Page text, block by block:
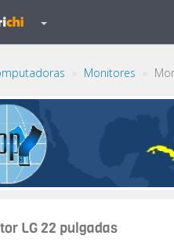
Monitores
LG 22 pulgadas